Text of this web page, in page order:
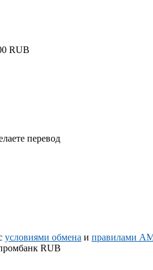
RUB
перевод
условиями обмена и правилами
RUB